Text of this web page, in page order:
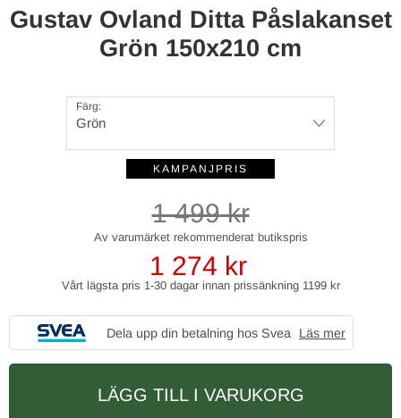
Gustav Ovland Ditta Påslakanset
Grön 150x210 cm
Färg:
Grön
1 499kr
1 274 kr
Vårt lägsta pris 1-30 dagar innan prissänkning 1199 kr
Dela upp din betalning hos Svea Läs mer
LÄGG TILL I VARUKORG